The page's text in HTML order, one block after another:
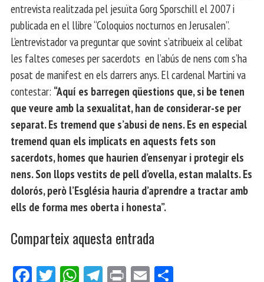
entrevista realitzada pel jesuïta Gorg Sporschill el 2007 i
publicada en el llibre “Coloquios nocturnos en Jerusalen”.
L’entrevistador va preguntar que sovint s’atribueix al celibat
les faltes comeses per sacerdots en l’abús de nens com s’ha
posat de manifest en els darrers anys. El cardenal Martini va
contestar: “Aquí es barregen qüestions que, si be tenen
que veure amb la sexualitat, han de considerar-se per
separat. Es tremend que s’abusi de nens. Es en especial
tremend quan els implicats en aquests fets son
sacerdots, homes que haurien d’ensenyar i protegir els
nens. Son llops vestits de pell d’ovella, estan malalts. Es
dolorós, però l’Església hauria d’aprendre a tractar amb
ells de forma mes oberta i honesta”.
Comparteix aquesta entrada
Fa Tw W Te Pri E